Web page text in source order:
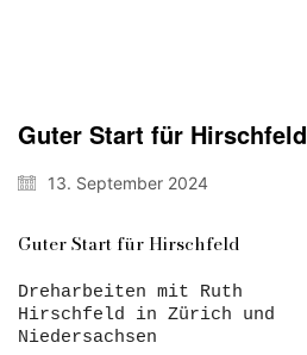
Guter Start für Hirschfeld
13. September 2024
Guter Start für Hirschfeld
Dreharbeiten mit Ruth
Hirschfeld in Zürich und
Niedersachsen